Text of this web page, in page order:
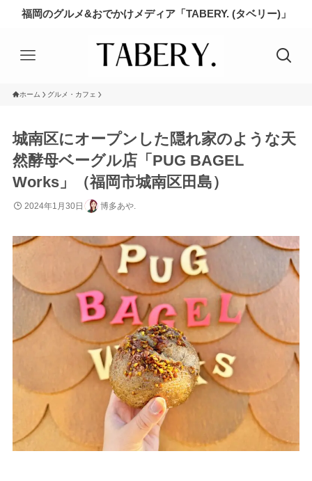
福岡のグルメ&おでかけメディア「TABERY. (タベリー)」
ホーム グルメ・カフェ
城南区にオープンした隠れ家のような天
然酵母ベーグル店「PUG BAGEL
Works」（福岡市城南区田島）
2024年1月30日 博多あや.